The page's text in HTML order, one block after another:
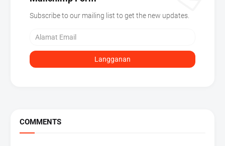
Subscribe to our mailing list to get the new updates.
COMMENTS